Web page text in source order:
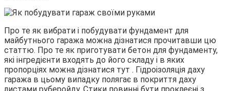
Про те як вибрати і побудувати фундамент для
майбутнього гаража можна дізнатися прочитавши цю
статтю. Про те як приготувати бетон для фундаменту,
які інгредієнти входять до його складу і в яких
пропорціях можна дізнатися тут . Гідроізоляція даху
гаража в цьому випадку полягає в покриття даху
листами руберойду. Стики повинні бути проклеєні з